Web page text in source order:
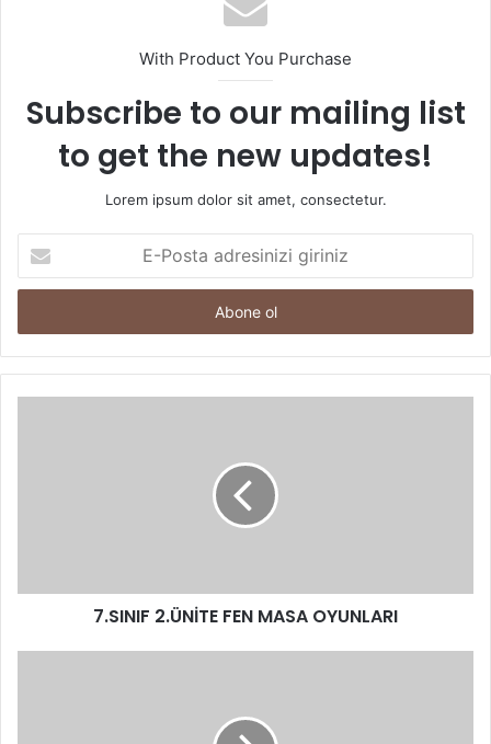
With Product You Purchase
Subscribe to our mailing list
to get the new updates!
Lorem ipsum dolor sit amet, consectetur.
Posta
adresinizi
7.SINIF 2.ÜNİTE FEN MASA OYUNLARI